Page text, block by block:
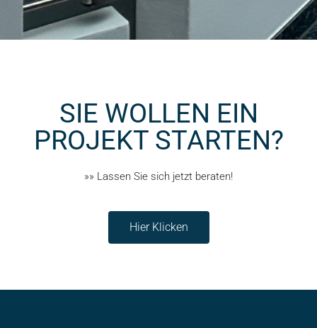
SIE WOLLEN EIN
PROJEKT STARTEN?
»» Lassen Sie sich jetzt beraten!
Hier Klicken